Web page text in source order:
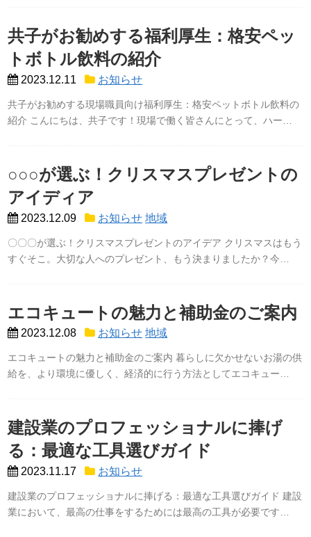
共子がお勧めする福利厚生：格安ペッ
トボトル飲料の紹介
2023.12.11 お知らせ
共子がお勧めする現場職員向け福利厚生：格安ペットボトル飲料の
紹介 こんにちは、共子です！現場で働く皆さんにとって、ハー…
○○○が選ぶ！クリスマスプレゼントの
アイディア
2023.12.09 お知らせ 地域
〇〇〇が選ぶ！クリスマスプレゼントのアイデア クリスマスはもう
すぐそこ。大切な人へのプレゼント、もう決まりましたか？今…
エコキュートの魅力と補助金のご案内
2023.12.08 お知らせ 地域
エコキュートの魅力と補助金のご案内 暮らしに欠かせないお湯の供
給を、より環境に優しく、経済的に行う方法としてエコキュー…
建設業のプロフェッショナルに捧げ
る：最適な工具選びガイド
2023.11.17 お知らせ
建設業のプロフェッショナルに捧げる：最適な工具選びガイド 建設
業において、最高の仕事をするためには最高の工具が必要です…